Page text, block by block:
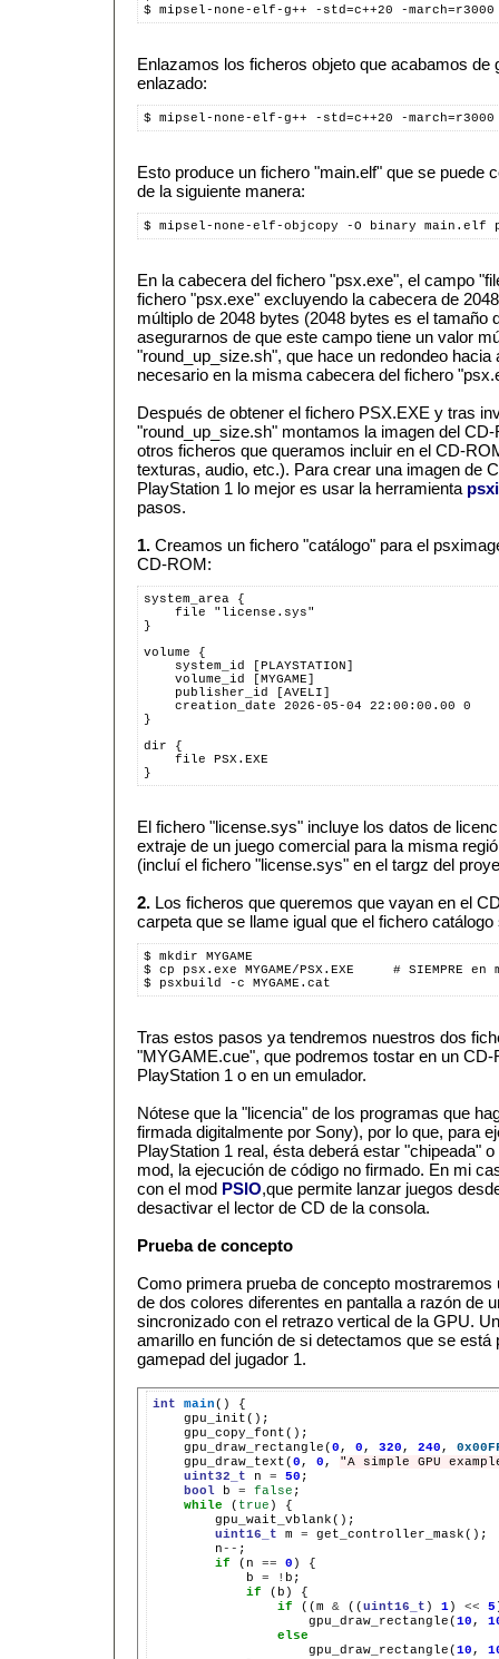
$ mipsel-none-elf-g++ -std=c++20 -
Enlazamos los ficheros objeto que acabamos de
enlazado:
$ mipsel-none-elf-g++ -std=c++20 -
Esto produce un fichero "main.elf" que se puede
de la siguiente manera:
$ mipsel-none-elf-objcopy -O binary main.elf
En la cabecera del fichero "psx.exe", el campo
fichero "psx.exe" excluyendo la cabecera de
múltiplo de 2048 bytes (2048 bytes es el tamaño
asegurarnos de que este campo tiene un valor
"round_up_size.sh", que hace un redondeo
necesario en la misma cabecera del fichero
Después de obtener el fichero PSX.EXE y tras
"round_up_size.sh" montamos la imagen del
otros ficheros que queramos incluir en el CD-
texturas, audio, etc.). Para crear una imagen de
PlayStation 1 lo mejor es usar la herramienta
pasos.
1. Creamos un fichero "catálogo" para el
CD-ROM:
system_area {
    file "license.sys"
}
volume {
    system_id [PLAYSTATION]
    volume_id [MYGAME]
    publisher_id [AVELI]
    creation_date 2026-05-04 22:00:00.00 0
}
dir {
    file PSX.EXE
}
El fichero "license.sys" incluye los datos de
extraje de un juego comercial para la misma
(incluí el fichero "license.sys" en el targz del
2. Los ficheros que queremos que vayan en el
carpeta que se llame igual que el fichero
$ mkdir MYGAME
$ cp psx.exe MYGAME/PSX.EXE     # SIEMPRE
$ psxbuild -c MYGAME.cat
Tras estos pasos ya tendremos nuestros dos
"MYGAME.cue", que podremos tostar en un
PlayStation 1 o en un emulador.
Nótese que la "licencia" de los programas que
firmada digitalmente por Sony), por lo que, para
PlayStation 1 real, ésta deberá estar "chipeada"
mod, la ejecución de código no firmado. En mi
con el mod PSIO,que permite lanzar juegos
desactivar el lector de CD de la consola.
Prueba de concepto
Como primera prueba de concepto mostraremos
de dos colores diferentes en pantalla a razón de
sincronizado con el retrazo vertical de la GPU.
amarillo en función de si detectamos que se está
gamepad del jugador 1.
int main()
gpu_draw_rectangle(0 , 0 , 320 , 240 ,
gpu_draw_text(0 , 0 ,
"A simple GPU
uint32_t
n = 50
bool
b = false
while
( true )
uint16_t
m =
n--
if
(n == 0 )
b
= !
if
(b)
if
((m & ((uint16_t ) 1) << 5
gpu_draw_rectangle(10 ,
else
gpu_draw_rectangle(10 ,